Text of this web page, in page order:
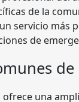
de la
servicio más
de
una